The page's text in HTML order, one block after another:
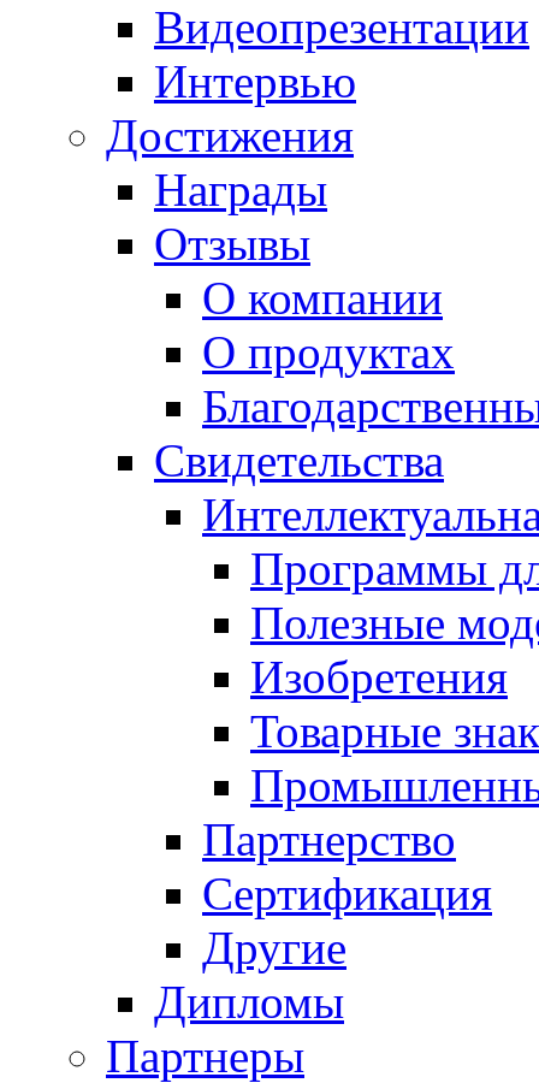
Видеопрезентации
Интервью
Достижения
Награды
Отзывы
О компании
О продуктах
Свидетельства
Программы
Полезные
Изобретения
Товарные
Партнерство
Сертификация
Другие
Дипломы
Партнеры